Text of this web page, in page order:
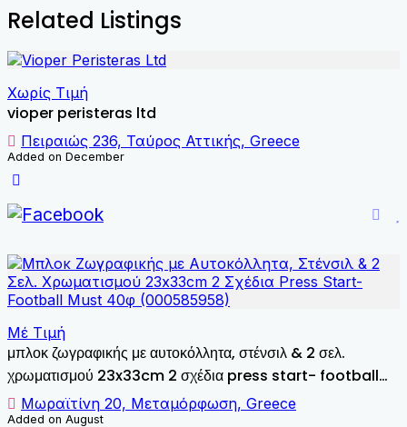
Related Listings
Χωρίς Τιμή
vioper peristeras ltd
Πειραιώς 236, Ταύρος Αττικής, Greece
Added on December
Μέ Τιμή
μπλοκ ζωγραφικής με αυτοκόλλητα, στένσιλ & 2 σελ.
χρωματισμού 23x33cm 2 σχέδια press start- football
must 40φ (000585958)
Μωραϊτίνη 20, Μεταμόρφωση, Greece
Added on August